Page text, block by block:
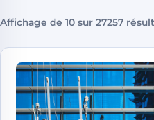
Affichage de 10 sur 27257